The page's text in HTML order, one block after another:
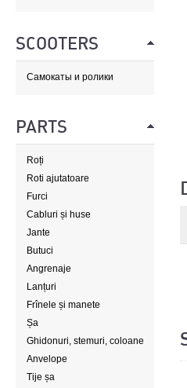
SCOOTERS
Самокаты и ролики
PARTS
Roți
Roti ajutatoare
Furci
Cabluri și huse
Jante
Butuci
Angrenaje
Lanțuri
Frînele și manete
Șa
Ghidonuri, stemuri, coloane
de direcție
Anvelope
Tije șa